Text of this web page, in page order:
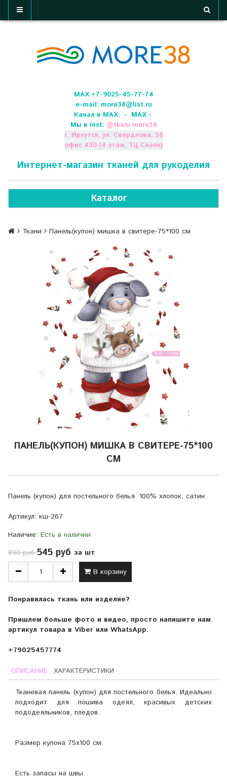
МАХ +7-9025-45-77-74
e-mail: more38@list.ru
Канал в МАХ: - МАХ -
Мы в Inst: @tkani.more38
г. Иркутск, ул. Свердлова, 36
офис 430 (4 этаж, ТЦ Сезон)
Интернет-магазин тканей для рукоделия
Каталог
Ткани Панель(купон) мишка в свитере-75*100 см
ПАНЕЛЬ(КУПОН) МИШКА В СВИТЕРЕ-75*100
СМ
Панель (купон) для постельного белья. 100% хлопок, сатин.
Артикул: кш-267
Наличие: Есть в наличии
890 руб545 руб за шт
В корзину
Понравилась ткань или изделие?
Пришлем больше фото и видео, просто напишите нам
артикул товара в Viber или WhatsApp.
+79025457774
ОПИСАНИЕ ХАРАКТЕРИСТИКИ
Тканевая панель (купон) для постельного белья. Идеально
подходит для пошива одеял, красивых детских
пододеяльников, пледов.
Размер купона 75х100 см.
Есть запасы на швы.